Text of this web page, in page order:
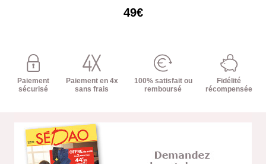
49€
Paiement
sécurisé
Paiement en 4x
sans frais
100% satisfait ou
remboursé
Fidélité
récompensée